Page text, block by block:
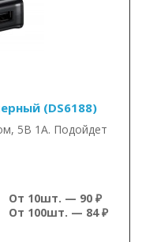
(DS6188)
5В 1А. Подойдет
От 10шт. — 90 ₽
От 100шт. — 84 ₽